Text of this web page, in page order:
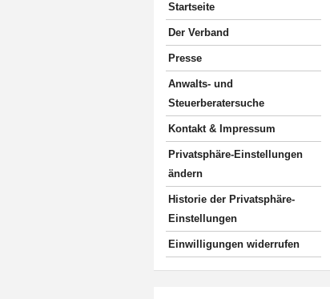
Startseite
Der Verband
Presse
Anwalts- und
Steuerberatersuche
Kontakt & Impressum
Privatsphäre-Einstellungen
ändern
Historie der Privatsphäre-
Einstellungen
Einwilligungen widerrufen